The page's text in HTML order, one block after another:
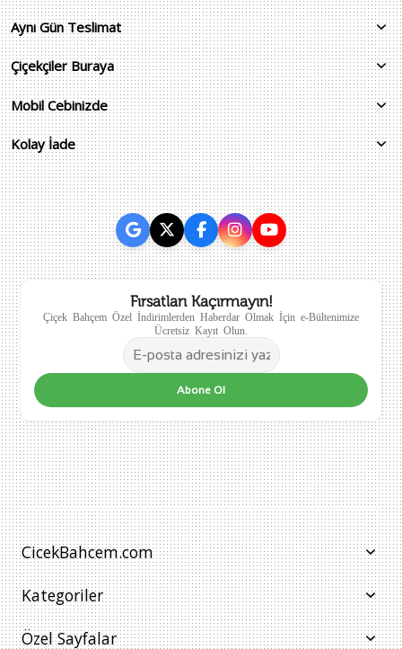
Aynı Gün Teslimat
Çiçekçiler Buraya
Mobil Cebinizde
Kolay İade
Fırsatları Kaçırmayın!
Çiçek Bahçem Özel İndirimlerden Haberdar Olmak İçin e-Bültenimize
Ücretsiz Kayıt Olun.
Abone Ol
CicekBahcem.com
Kategoriler
Özel Sayfalar